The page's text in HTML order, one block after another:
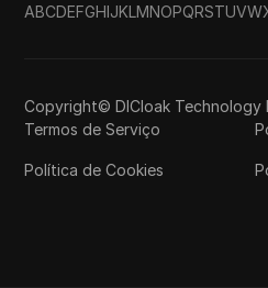
ABCDEFGHIJKLMNOPQRSTUVW
Copyright© DICloak Technology
Termos de Serviço
Política de Cookies